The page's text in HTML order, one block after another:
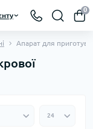
0
Апарат для